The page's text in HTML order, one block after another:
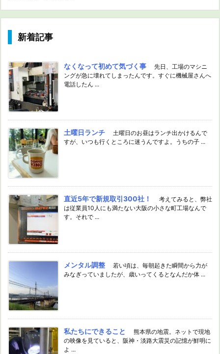
新着記事
なくなって初めて気づく事
先日、工場のマシニ
ングが急に壊れてしまったんです。すぐに機械屋さんへ
電話したん ...
土曜日ランチ
土曜日のお昼はランチ出かけるんで
すが、いつも行くところに迷うんですよ。うちの子 ...
直近5年で新規取引300社！
考えてみると、弊社
は従業員10人にも満たない大阪の小さな町工場なんで
す。それで ...
メンタル調整
若い頃は、毎朝起きた瞬間から力が
みなぎっていましたが、歳いってくるとなんだか体 ...
私たちにできること
熊本県の地震。ネットで現地
の映像を見ていると、阪神・淡路大震災の記憶が鮮明に
よ ...